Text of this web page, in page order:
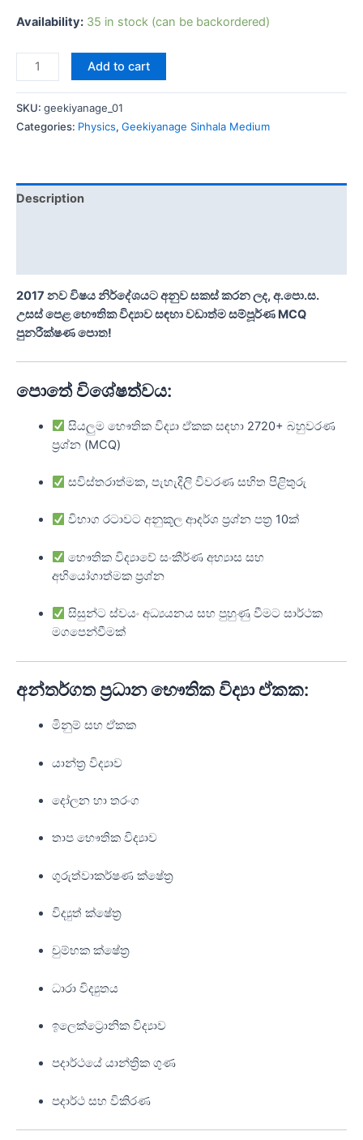
Availability: 35 in stock (can be backordered)
Add to cart
SKU: geekiyanage_01
Categories: Physics, Geekiyanage Sinhala Medium
Description
2017 නව විෂය නිර්දේශයට අනුව සකස් කරන ලද, අ.පො.ස.
උසස් පෙළ භෞතික විද්‍යාව සඳහා වඩාත්ම සම්පූර්ණ MCQ
පුනරීක්ෂණ පොත!
පොතේ විශේෂත්වය:
සියලුම භෞතික විද්‍යා ඒකක සඳහා 2720+ බහුවරණ
ප්‍රශ්න (MCQ)
සවිස්තරාත්මක, පැහැදිලි විවරණ සහිත පිළිතුරු
විභාග රටාවට අනුකූල ආදර්ශ ප්‍රශ්න පත්‍ර 10ක්
භෞතික විද්‍යාවේ සංකීර්ණ අභ්‍යාස සහ
අභියෝගාත්මක ප්‍රශ්න
සිසුන්ට ස්වයං අධ්‍යයනය සහ පුහුණු වීමට සාර්ථක
මගපෙන්වීමක්
අන්තර්ගත ප්‍රධාන භෞතික විද්‍යා ඒකක:
මිනුම් සහ ඒකක
යාන්ත්‍ර විද්‍යාව
දෝලන හා තරංග
තාප භෞතික විද්‍යාව
ගුරුත්වාකර්ෂණ ක්ෂේත්‍ර
විද්‍යුත් ක්ෂේත්‍ර
චුම්භක ක්ෂේත්‍ර
ධාරා විද්‍යුතය
ඉලෙක්ට්‍රොනික විද්‍යාව
පදාර්ථයේ යාන්ත්‍රික ගුණ
පදාර්ථ සහ විකිරණ